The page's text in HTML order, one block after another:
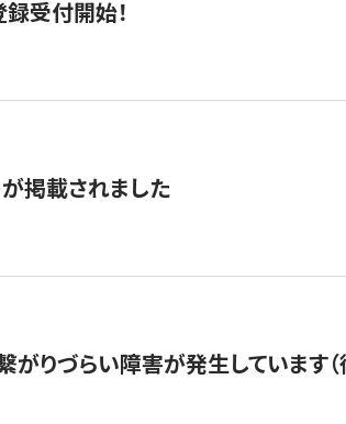
受付開始！
掲載されました
がりづらい障害が発生しています（